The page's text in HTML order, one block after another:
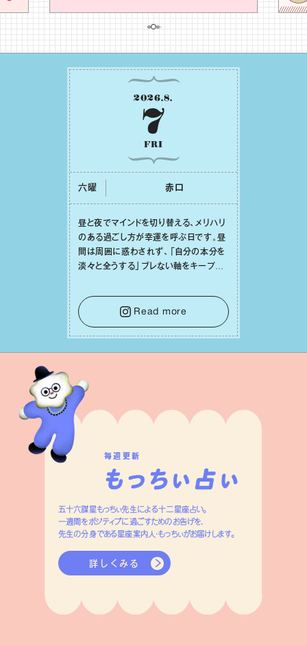
2026.8.
7
FRI
六曜 ⾚⼝
昼と夜でマインドを切り替える、メリハリ
のある過ごし⽅が幸運を呼ぶ⽇です。昼
間は周囲に惑わされず、「⾃分の本分を
淡々と全うする」ブレない軸をキープし
⾔葉に流されないよう、⼼にしっかりブ
レーキをかけること。この意識の切り替
えが、あなたに確かな安⼼感をもたらす
はずです。
Read more
毎週更新
五十六謀星もっちぃ先生による十二星座占い。
一週間をポジティブに過ごすためのお告げを、
先生の分身である星座案内人・もっちぃがお届けします。
詳しくみる